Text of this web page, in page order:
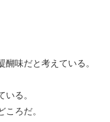
醐味だと考えている。
る。
ろだ。